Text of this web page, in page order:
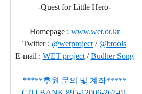
-Quest for Little Hero-
Homepage : www.wet.or.kr
Twitter : @wetproject/ @btools
E-mail : WET project/Budher Song
*****후원 문의 및 계좌*****